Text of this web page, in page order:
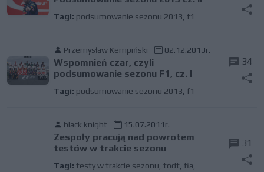
Tagi: podsumowanie sezonu 2013 f1
Przemysław Kempiński 02.12.2013r.
Wspomnień czar, czyli
podsumowanie sezonu F1, cz. I
Tagi: podsumowanie sezonu 2013 f1
34
black knight 15.07.2011r.
Zespoły pracują nad powrotem
testów w trakcie sezonu
Tagi: testy w trakcie sezonu todt fia
31